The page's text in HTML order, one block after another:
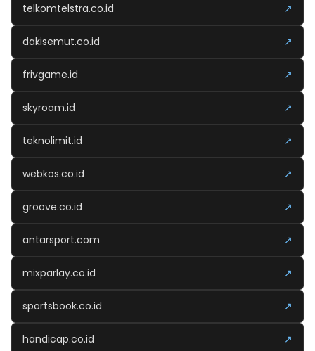
telkomtelstra.co.id ↗
dakisemut.co.id ↗
frivgame.id ↗
skyroam.id ↗
teknolimit.id ↗
webkos.co.id ↗
groove.co.id ↗
antarsport.com ↗
mixparlay.co.id ↗
sportsbook.co.id ↗
handicap.co.id ↗